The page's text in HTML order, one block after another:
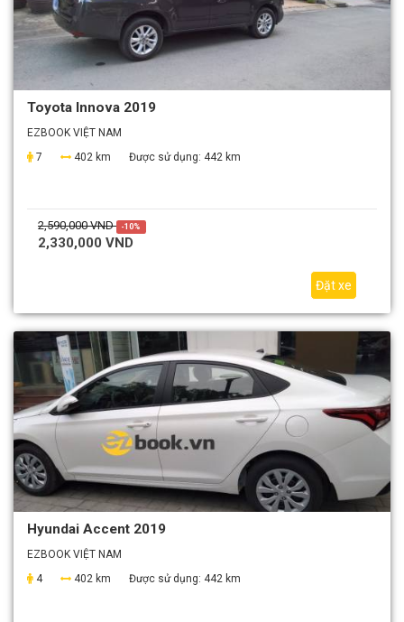
Toyota Innova 2019
EZBOOK VIỆT NAM
7
402 km Được sử dụng: 442 km
2,590,000 VND -10%
2,330,000 VND
Đặt xe
Hyundai Accent 2019
EZBOOK VIỆT NAM
4
402 km Được sử dụng: 442 km